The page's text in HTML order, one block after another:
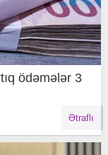
ödəmələr 3
Ətraflı